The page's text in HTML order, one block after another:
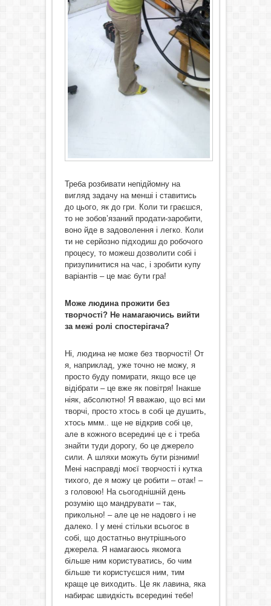
Треба розбивати непідйомну на
вигляд задачу на менші і ставитись
до цього, як до гри. Коли ти граєшся,
то не зобов’язаний продати-заробити,
воно йде в задоволення і легко. Коли
ти не серйозно підходиш до робочого
процесу, то можеш дозволити собі і
призупинитися на час, і зробити купу
варіантів – це має бути гра!
Може людина прожити без
творчості? Не намагаючись вийти
за межі ролі спостерігача?
Ні, людина не може без творчості! От
я, наприклад, уже точно не можу, я
просто буду помирати, якщо все це
відібрати – це вже як повітря! Інакше
ніяк, абсолютно! Я вважаю, що всі ми
творчі, просто хтось в собі це душить,
хтось ммм.. ще не відкрив собі це,
але в кожного всередині це є і треба
знайти туди дорогу, бо це джерело
сили. А шляхи можуть бути різними!
Мені насправді моєї творчості і кутка
тихого, де я можу це робити – отак! –
з головою! На сьогоднішній день
розумію що мандрувати – так,
прикольно! – але це не надовго і не
далеко. І у мені стільки всьогоє в
собі, що достатньо внутрішнього
джерела. Я намагаюсь якомога
більше ним користуватись, бо чим
більше ти користуєшся ним, тим
краще це виходить. Це як лавина, яка
набирає швидкість всередині тебе!